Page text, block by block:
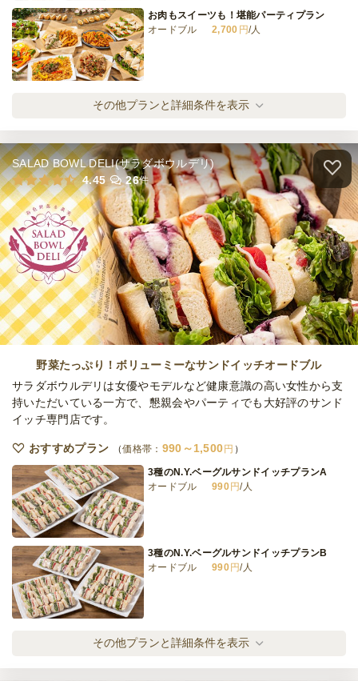
オードブル
15,000円
締切 3日前17時
最低ご注文金額 77,000 円
お肉もスイーツも！堪能パーティプラン
オードブル
2,700 円/人
地中海ライトパーティプラン
オードブル
1,620円/人
地中海スタンダードパーティプラン
オードブル
2,160円/人
地中海デラックスパーティプラン
オードブル
3,240円/人
地中海フルコースラグジュアリーパーティプ
オードブル
4,320 円/人
オードブル
締切
1日前12時
最低ご注文金額 15,000円
その他プランと詳細条件を表示
SALAD BOWL DELI(サラダボウルデリ)
4.45
26件
野菜たっぷり！ボリューミーなサンドイッチオードブル
サラダボウルデリは女優やモデルなど健康意識の高い女性から支
持いただいている一方で、懇親会やパーティでも大好評のサンド
イッチ専門店です。
おすすめプラン 価格帯： 990～1,500 円
3種のN.Y.ベーグルサンドイッチプランA
オードブル
990 円/人
3種のN.Y.ベーグルサンドイッチプランB
オードブル
990 円/人
〈ベジタリアン向け〉3種のN.Y.ベジタブル
サンド
その他プランと詳細条件を表示